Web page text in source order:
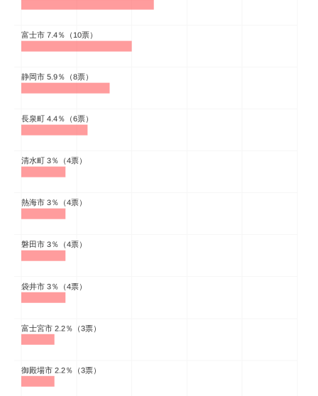
ITエンジニア向け専門サイト
企業向けIT製品の総合サイト
IT製品の技術・比較・事例
モノづくり技術者専門サイト
エレクトロニクス専門サイト
ちょっと気になるネットの話題